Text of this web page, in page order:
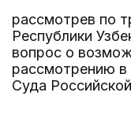
рассмотрев по
Республики
вопрос о
рассмотрению в
Суда